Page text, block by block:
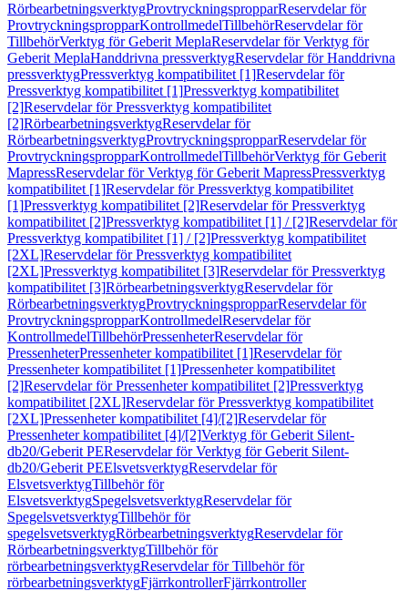
RörbearbetningsverktygProvtryckningspropparReservdelar för
ProvtryckningspropparKontrollmedelTillbehörReservdelar för
TillbehörVerktyg för Geberit MeplaReservdelar för Verktyg för
Geberit MeplaHanddrivna pressverktygReservdelar för Handdrivna
pressverktygPressverktyg kompatibilitet [1]Reservdelar för
Pressverktyg kompatibilitet [1]Pressverktyg kompatibilitet
[2]Reservdelar för Pressverktyg kompatibilitet
[2]RörbearbetningsverktygReservdelar för
RörbearbetningsverktygProvtryckningspropparReservdelar för
ProvtryckningspropparKontrollmedelTillbehörVerktyg för Geberit
MapressReservdelar för Verktyg för Geberit MapressPressverktyg
kompatibilitet [1]Reservdelar för Pressverktyg kompatibilitet
[1]Pressverktyg kompatibilitet [2]Reservdelar för Pressverktyg
kompatibilitet [2]Pressverktyg kompatibilitet [1] / [2]Reservdelar för
Pressverktyg kompatibilitet [1] / [2]Pressverktyg kompatibilitet
[2XL]Reservdelar för Pressverktyg kompatibilitet
[2XL]Pressverktyg kompatibilitet [3]Reservdelar för Pressverktyg
kompatibilitet [3]RörbearbetningsverktygReservdelar för
RörbearbetningsverktygProvtryckningspropparReservdelar för
ProvtryckningspropparKontrollmedelReservdelar för
KontrollmedelTillbehörPressenheterReservdelar för
PressenheterPressenheter kompatibilitet [1]Reservdelar för
Pressenheter kompatibilitet [1]Pressenheter kompatibilitet
[2]Reservdelar för Pressenheter kompatibilitet [2]Pressverktyg
kompatibilitet [2XL]Reservdelar för Pressverktyg kompatibilitet
[2XL]Pressenheter kompatibilitet [4]/[2]Reservdelar för
Pressenheter kompatibilitet [4]/[2]Verktyg för Geberit Silent-
db20/Geberit PEReservdelar för Verktyg för Geberit Silent-
db20/Geberit PEElsvetsverktygReservdelar för
ElsvetsverktygTillbehör för
ElsvetsverktygSpegelsvetsverktygReservdelar för
SpegelsvetsverktygTillbehör för
spegelsvetsverktygRörbearbetningsverktygReservdelar för
RörbearbetningsverktygTillbehör för
rörbearbetningsverktygReservdelar för Tillbehör för
rörbearbetningsverktygFjärrkontrollerFjärrkontroller